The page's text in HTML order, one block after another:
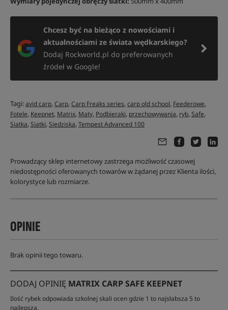
Chcesz być na bieżąco z nowościami i
aktualnościami ze świata wędkarskiego?
Dodaj Rockworld.pl do preferowanych
źródeł w Google!
Tagi:avid carp,Carp,Carp Freaks series,carp old school, Feederowe,
Fotele, Keepnet, Matrix, Maty, Podbieraki, przechowywania, ryb,Safe,
Siatka,Siatki,Siedziska,Tempest Advanced 100
Prowadzący sklep internetowy zastrzega możliwość czasowej
niedostępności oferowanych towarów w żądanej przez Klienta ilości,
kolorystyce lub rozmiarze.
OPINIE
Brak opinii tego towaru.
DODAJ OPINIĘ MATRIX CARP SAFE KEEPNET
Ilość rybek odpowiada szkolnej skali ocen gdzie 1 to najsłabsza 5 to
najlepsza.